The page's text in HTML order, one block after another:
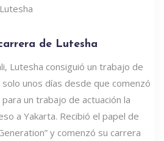
de Lutesha
Lutesha consiguió un trabajo de
unos días desde que comenzó
un trabajo de actuación la
a Yakarta. Recibió el papel de
y comenzó su carrera